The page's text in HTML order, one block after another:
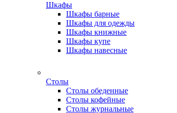
Шкафы
Шкафы барные
Шкафы для одежды
Шкафы книжные
Шкафы купе
Шкафы навесные
Столы
Столы обеденные
Столы кофейные
Столы журнальные